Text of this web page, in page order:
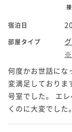
宿泊日
部屋タイプ
※
何度かお世話にな
変満足しておりま
号室でした。 エ
くのに大変でした。